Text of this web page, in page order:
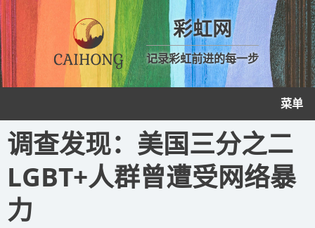
彩虹网
记录彩虹前进的每一步
菜单
调查发现：美国三分之二
LGBT+人群曾遭受网络暴
力